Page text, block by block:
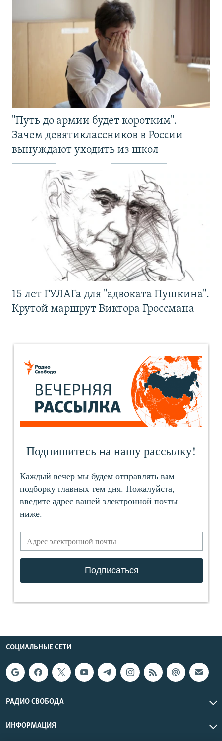
"Путь до армии будет коротким".
Зачем девятиклассников в России
вынуждают уходить из школ
15 лет ГУЛАГа для "адвоката Пушкина".
Крутой маршрут Виктора Гроссмана
СОЦИАЛЬНЫЕ СЕТИ
РАДИО СВОБОДА
ИНФОРМАЦИЯ